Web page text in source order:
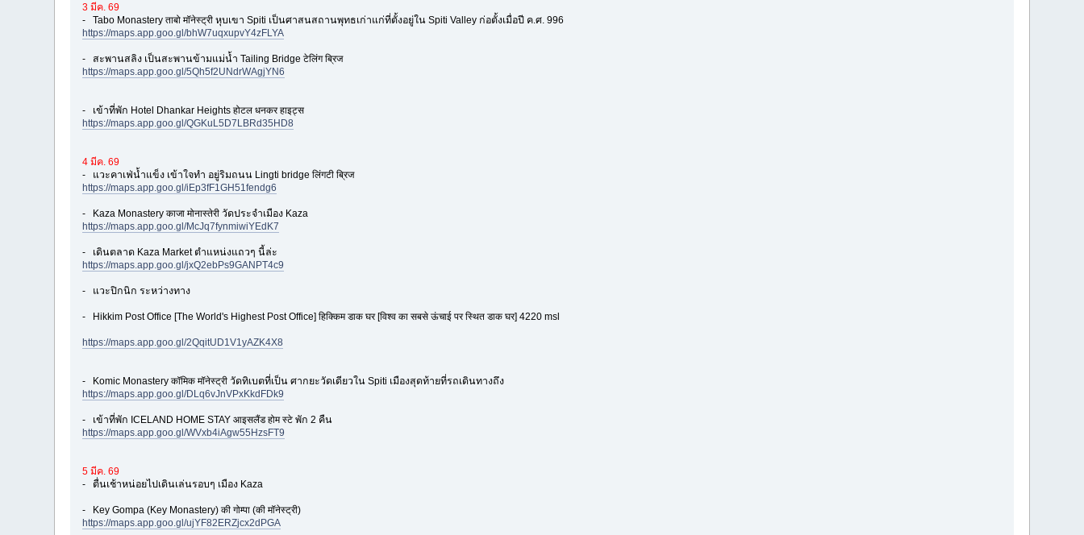
3 มีค. 69
- Tabo Monastery ताबो मॉनेस्ट्री หุบเขา Spiti เป็นศาสนสถานพุทธเก่าแก่ที่ตั้งอยู่ใน Spiti Valley ก่อตั้งเมื่อปี ค.ศ. 996
https://maps.app.goo.gl/bhW7uqxupvY4zFLYA
- สะพานสลิง เป็นสะพานข้ามแม่น้ำ Tailing Bridge टेलिंग ब्रिज
https://maps.app.goo.gl/5Qh5f2UNdrWAgjYN6
- เข้าที่พัก Hotel Dhankar Heights होटल धनकर हाइट्स
https://maps.app.goo.gl/QGKuL5D7LBRd35HD8
4 มีค. 69
- แวะคาเฟ่น้ำแข็ง เข้าใจทำ อยู่ริมถนน Lingti bridge लिंगटी ब्रिज
https://maps.app.goo.gl/iEp3fF1GH51fendg6
- Kaza Monastery काजा मोनास्तेरी วัดประจำเมือง Kaza
https://maps.app.goo.gl/McJq7fynmiwiYEdK7
- เดินตลาด Kaza Market ตำแหน่งแถวๆ นี้ล่ะ
https://maps.app.goo.gl/jxQ2ebPs9GANPT4c9
- แวะปิกนิก ระหว่างทาง
- Hikkim Post Office [The World's Highest Post Office] हिक्किम डाक घर [विश्व का सबसे ऊंचाई पर स्थित डाक घर] 4220 msl
https://maps.app.goo.gl/2QqitUD1V1yAZK4X8
- Komic Monastery कॉमिक मॉनेस्ट्री วัดทิเบตที่เป็น ศากยะวัดเดียวใน Spiti เมืองสุดท้ายที่รถเดินทางถึง
https://maps.app.goo.gl/DLq6vJnVPxKkdFDk9
- เข้าที่พัก ICELAND HOME STAY आइसलैंड होम स्टे พัก 2 คืน
https://maps.app.goo.gl/WVxb4iAgw55HzsFT9
5 มีค. 69
- ตื่นเช้าหน่อยไปเดินเล่นรอบๆ เมือง Kaza
- Key Gompa (Key Monastery) की गोम्पा (की मॉनेस्ट्री)
https://maps.app.goo.gl/ujYF82ERZjcx2dPGA